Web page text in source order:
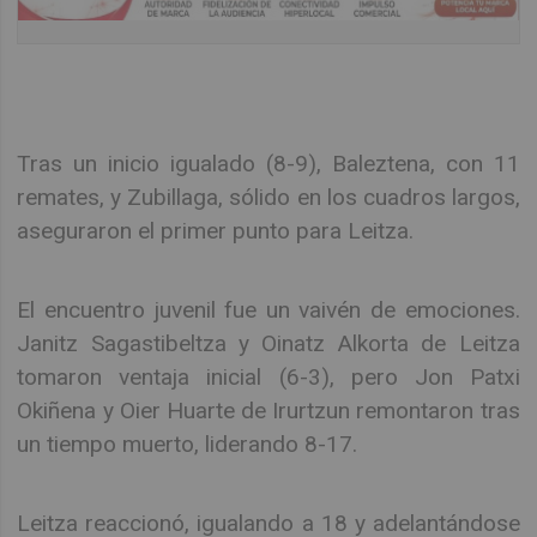
Tras un inicio igualado (8-9), Baleztena, con 11
remates, y Zubillaga, sólido en los cuadros largos,
aseguraron el primer punto para Leitza.
El encuentro juvenil fue un vaivén de emociones.
Janitz Sagastibeltza y Oinatz Alkorta de Leitza
tomaron ventaja inicial (6-3), pero Jon Patxi
Okiñena y Oier Huarte de Irurtzun remontaron tras
un tiempo muerto, liderando 8-17.
Leitza reaccionó, igualando a 18 y adelantándose